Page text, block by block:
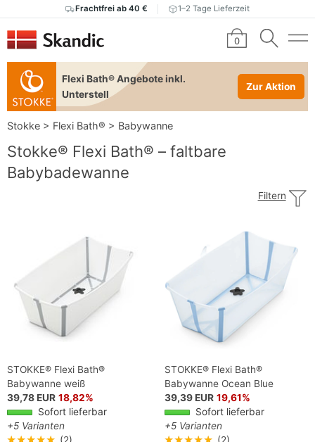
Frachtfrei ab 40 € 1–2 Tage Lieferzeit
0
Flexi Bath® Angebote inkl.
Unterstell
Zur Aktion
Stokke > Flexi Bath® > Babywanne
Stokke® Flexi Bath® – faltbare
Babybadewanne
Filtern
STOKKE® Flexi Bath®
Babywanne weiß
39,78 EUR 18,82%
Sofort lieferbar
+5 Varianten
STOKKE® Flexi Bath®
Babywanne Ocean Blue
39,39 EUR 19,61%
Sofort lieferbar
+5 Varianten